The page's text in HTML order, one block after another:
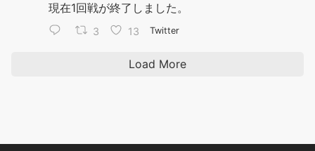
現在1回戦が終了しました。
3 13 Twitter
Load More